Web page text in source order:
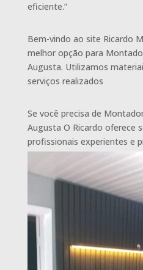
eficiente.”
Bem-vindo ao site Ricardo
melhor opção para
Augusta. Utilizamos
serviços realizados
Se você precisa de
Augusta O Ricardo oferece
profissionais experientes e